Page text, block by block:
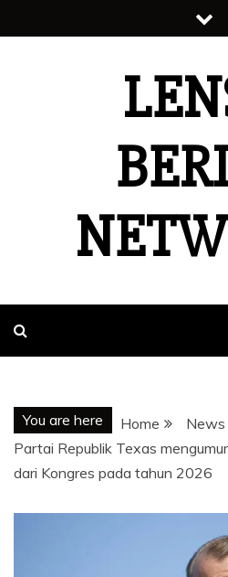
to
You are here Home
News
Partai Republik Texas
dari Kongres pada tahun 2026